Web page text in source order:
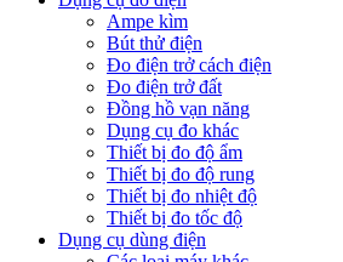
Ampe kìm
Bút thử điện
Đo điện trở cách điện
Đo điện trở đất
Đồng hồ vạn năng
Dụng cụ đo khác
Thiết bị đo độ ẩm
Thiết bị đo độ rung
Thiết bị đo nhiệt độ
Thiết bị đo tốc độ
Dụng cụ dùng điện